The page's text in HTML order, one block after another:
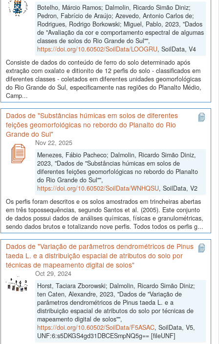
Botelho, Márcio Ramos; Dalmolin, Ricardo Simão Diniz;
Pedron, Fabrício de Araújo; Azevedo, Antonio Carlos de;
Rodrigues, Rodrigo Borkowski; Miguel, Pablo, 2023, "Dados
de "Avaliação da cor e comportamento espectral de algumas
classes de solos do Rio Grande do Sul"",
https://doi.org/10.60502/SoilData/LOOGRU, SoilData, V4
Consiste de dados do conteúdo de ferro do solo determinado após
extração com oxalato e ditionito de 12 perfis do solo - classificados em
diferentes classes - coletados em diferentes unidades geomorfológicas
do Rio Grande do Sul, especificamente nas regiões do Planalto Médio,
Camp...
Dados de "Substâncias húmicas em solos de diferentes
feições geomorfológicas no rebordo do Planalto do Rio
Grande do Sul"
Nov 22, 2025
Menezes, Fábio Pacheco; Dalmolin, Ricardo Simão Diniz,
2023, "Dados de "Substâncias húmicas em solos de
diferentes feições geomorfológicas no rebordo do Planalto
do Rio Grande do Sul"",
https://doi.org/10.60502/SoilData/WNHQSU, SoilData, V2
Os perfis foram descritos e os solos amostrados em trincheiras abertas
em três topossequências, segundo Santos et al. (2005). Este conjunto
de dados possui dados de análises químicas, físicas e granulométricas,
sendo dados brutos e totalizando nove perfis. Todos todos os perfis g...
Dados de "Variação de parâmetros dendrométricos de Pinus
taeda L. e a distribuição espacial de atributos do solo por
técnicas de mapeamento digital de solos"
Oct 29, 2024
Horst, Taciara Zborowski; Dalmolin, Ricardo Simão Diniz;
ten Caten, Alexandre, 2023, "Dados de "Variação de
parâmetros dendrométricos de Pinus taeda L. e a
distribuição espacial de atributos do solo por técnicas de
mapeamento digital de solos"",
https://doi.org/10.60502/SoilData/F5ASAC, SoilData, V5,
UNF:6:s5DKGS4gd31DBCESmpNQ5g== [fileUNF]